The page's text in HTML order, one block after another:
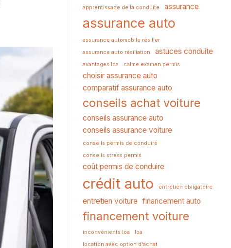
apprentissage de la conduite assurance
assurance auto
assurance automobile résilier
assurance auto résiliation
astuces conduite
avantages loa calme examen permis
choisir assurance auto
comparatif assurance auto
conseils achat voiture
conseils assurance auto
conseils assurance voiture
conseils permis de conduire
conseils stress permis
coût permis de conduire
crédit auto entretien obligatoire
entretien voiture financement auto
financement voiture
inconvénients loa
loa
location avec option d'achat